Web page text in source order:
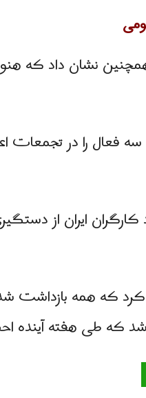
نشان داد که
سه فعال را در تجمعات
که همه بازداشت
که طی هفته آینده